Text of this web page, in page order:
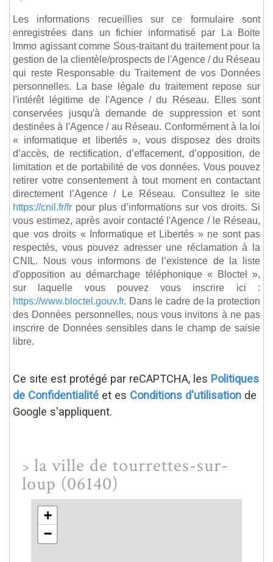
Les informations recueillies sur ce formulaire sont
enregistrées dans un fichier informatisé par La Boite
Immo agissant comme Sous-traitant du traitement pour la
gestion de la clientèle/prospects de l'Agence / du Réseau
qui reste Responsable du Traitement de vos Données
personnelles. La base légale du traitement repose sur
l'intérêt légitime de l'Agence / du Réseau. Elles sont
conservées jusqu'à demande de suppression et sont
destinées à l'Agence / au Réseau. Conformément à la loi
« informatique et libertés », vous disposez des droits
d’accès, de rectification, d’effacement, d’opposition, de
limitation et de portabilité de vos données. Vous pouvez
retirer votre consentement à tout moment en contactant
directement l’Agence / Le Réseau. Consultez le site
https://cnil.fr/fr pour plus d’informations sur vos droits. Si
vous estimez, après avoir contacté l'Agence / le Réseau,
que vos droits « Informatique et Libertés » ne sont pas
respectés, vous pouvez adresser une réclamation à la
CNIL. Nous vous informons de l’existence de la liste
d'opposition au démarchage téléphonique « Bloctel »,
sur laquelle vous pouvez vous inscrire ici :
https://www.bloctel.gouv.fr. Dans le cadre de la protection
des Données personnelles, nous vous invitons à ne pas
inscrire de Données sensibles dans le champ de saisie
libre.
Ce site est protégé par reCAPTCHA, les Politiques
de Confidentialité et es Conditions d'utilisation de
Google s'appliquent.
> la ville de tourrettes-sur-
loup (06140)
+
−